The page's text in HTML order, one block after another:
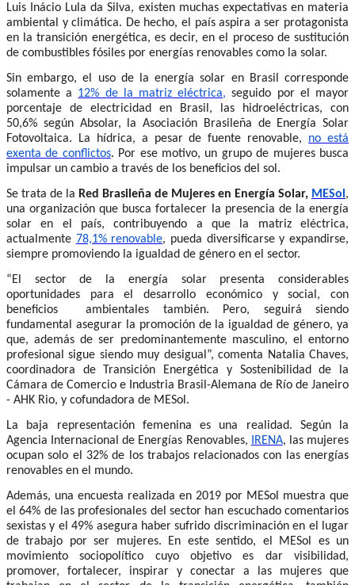
Luis Inácio Lula da Silva, existen muchas expectativas en materia
ambiental y climática. De hecho, el país aspira a ser protagonista
en la transición energética, es decir, en el proceso de sustitución
de combustibles fósiles por energías renovables como la solar.
Sin embargo, el uso de la energía solar en Brasil corresponde
solamente a 12% de la matriz eléctrica, seguido por el mayor
porcentaje de electricidad en Brasil, las hidroeléctricas, con
50,6% según Absolar, la Asociación Brasileña de Energía Solar
Fotovoltaica. La hídrica, a pesar de fuente renovable, no está
exenta de conflictos. Por ese motivo, un grupo de mujeres busca
impulsar un cambio a través de los beneficios del sol.
Se trata de la Red Brasileña de Mujeres en Energía Solar, MESol ,
una organización que busca fortalecer la presencia de la energía
solar en el país, contribuyendo a que la matriz eléctrica,
actualmente 78,1% renovable, pueda diversificarse y expandirse,
siempre promoviendo la igualdad de género en el sector.
“El sector de la energía solar presenta considerables
oportunidades para el desarrollo económico y social, con
beneficios ambientales también. Pero, seguirá siendo
fundamental asegurar la promoción de la igualdad de género, ya
que, además de ser predominantemente masculino, el entorno
profesional sigue siendo muy desigual”, comenta Natalia Chaves,
coordinadora de Transición Energética y Sostenibilidad de la
Cámara de Comercio e Industria Brasil-Alemana de Río de Janeiro
- AHK Rio, y cofundadora de MESol.
La baja representación femenina es una realidad. Según la
Agencia Internacional de Energías Renovables,
IRENA, las mujeres
ocupan solo el 32% de los trabajos relacionados con las energías
renovables en el mundo.
Además, una encuesta realizada en 2019 por MESol muestra que
el 64% de las profesionales del sector han escuchado comentarios
sexistas y el 49% asegura haber sufrido discriminación en el lugar
de trabajo por ser mujeres. En este sentido, el MESol es un
movimiento sociopolítico cuyo objetivo es dar visibilidad,
promover, fortalecer, inspirar y conectar a las mujeres que